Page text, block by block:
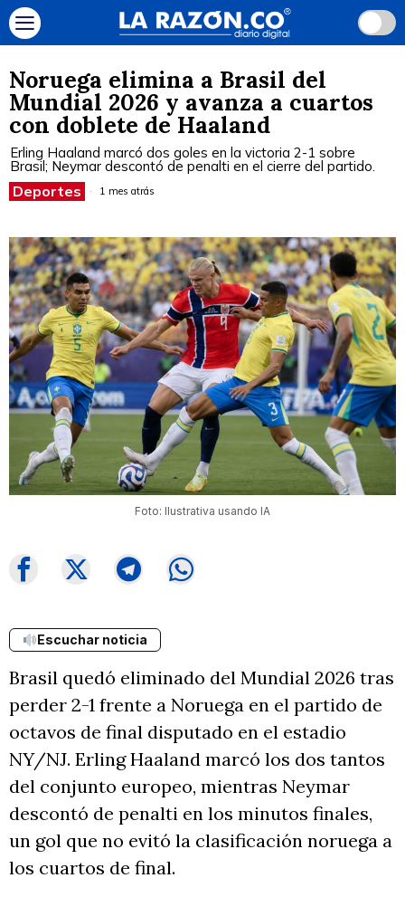
Noruega elimina a Brasil del
Mundial 2026 y avanza a cuartos
con doblete de Haaland
Erling Haaland marcó dos goles en la victoria 2-1 sobre
Brasil; Neymar descontó de penalti en el cierre del partido.
Deportes 1 mes atrás
Foto: Ilustrativa usando IA
Escuchar noticia
Brasil quedó eliminado del Mundial 2026 tras
perder 2-1 frente a Noruega en el partido de
octavos de final disputado en el estadio
NY/NJ. Erling Haaland marcó los dos tantos
del conjunto europeo, mientras Neymar
descontó de penalti en los minutos finales,
un gol que no evitó la clasificación noruega a
los cuartos de final.